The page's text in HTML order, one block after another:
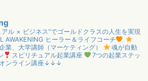
ル × ビジネス”でゴールドクラスの人生を実現
AWAKENING ヒーラー＆ライフコーチ
業、大学講師（マーケティング）
魂が自動
スピリチュアル起業講座
7つの起業ステッ
ンライン講座↓↓↓